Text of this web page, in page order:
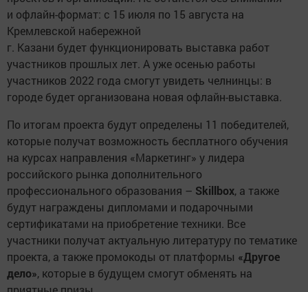
и офлайн-формат: с 15 июля по 15 августа на
Кремлевской набережной
г. Казани будет функционировать выставка работ
участников прошлых лет. А уже осенью работы
участников 2022 года смогут увидеть челнинцы: в
городе будет организована новая офлайн-выставка.
По итогам проекта будут определены 11 победителей,
которые получат возможность бесплатного обучения
на курсах направления «Маркетинг» у лидера
российского рынка дополнительного
профессионального образования – Skillbox, а также
будут награждены дипломами и подарочными
сертификатами на приобретение техники. Все
участники получат актуальную литературу по тематике
проекта, а также промокоды от платформы «Другое
дело», которые в будущем смогут обменять на